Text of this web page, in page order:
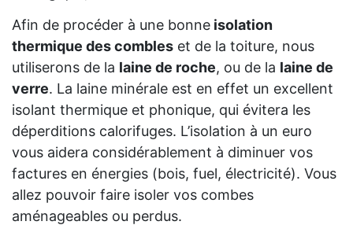
Afin de procéder à une bonne isolation
thermique des combles et de la toiture, nous
utiliserons de la laine de roche, ou de la laine de
verre. La laine minérale est en effet un excellent
isolant thermique et phonique, qui évitera les
déperditions calorifuges. L’isolation à un euro
vous aidera considérablement à diminuer vos
factures en énergies (bois, fuel, électricité). Vous
allez pouvoir faire isoler vos combes
aménageables ou perdus.